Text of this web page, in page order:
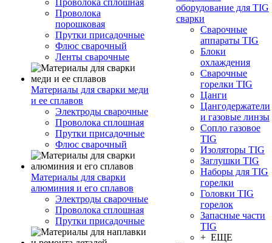
Проволока сплошная
Проволока
порошковая
Прутки присадочные
Флюс сварочный
Ленты сварочные
Материалы для сварки меди
и ее сплавов
Электроды сварочные
Проволока сплошная
Прутки присадочные
Флюс сварочный
Материалы для сварки
алюминия и его сплавов
Электроды сварочные
Проволока сплошная
Прутки присадочные
оборудование для TIG
сварки
Сварочные
аппараты TIG
Блоки
охлаждения
Сварочные
горелки TIG
Цанги
Цангодержатели
и газовые линзы
Сопло газовое
TIG
Изоляторы TIG
Заглушки TIG
Наборы для TIG
горелки
Головки TIG
горелок
Запасные части
TIG
+ ЕЩЕ